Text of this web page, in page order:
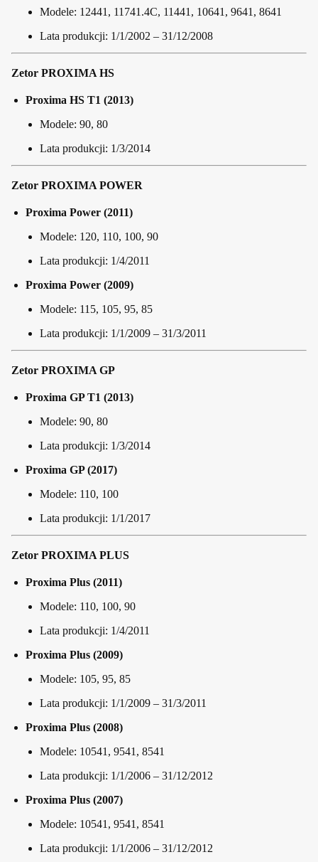
Modele: 12441, 11741.4C, 11441, 10641, 9641, 8641
Lata produkcji: 1/1/2002 – 31/12/2008
Zetor PROXIMA HS
Proxima HS T1 (2013)
Modele: 90, 80
Lata produkcji: 1/3/2014
Zetor PROXIMA POWER
Proxima Power (2011)
Modele: 120, 110, 100, 90
Lata produkcji: 1/4/2011
Proxima Power (2009)
Modele: 115, 105, 95, 85
Lata produkcji: 1/1/2009 – 31/3/2011
Zetor PROXIMA GP
Proxima GP T1 (2013)
Modele: 90, 80
Lata produkcji: 1/3/2014
Proxima GP (2017)
Modele: 110, 100
Lata produkcji: 1/1/2017
Zetor PROXIMA PLUS
Proxima Plus (2011)
Modele: 110, 100, 90
Lata produkcji: 1/4/2011
Proxima Plus (2009)
Modele: 105, 95, 85
Lata produkcji: 1/1/2009 – 31/3/2011
Proxima Plus (2008)
Modele: 10541, 9541, 8541
Lata produkcji: 1/1/2006 – 31/12/2012
Proxima Plus (2007)
Modele: 10541, 9541, 8541
Lata produkcji: 1/1/2006 – 31/12/2012